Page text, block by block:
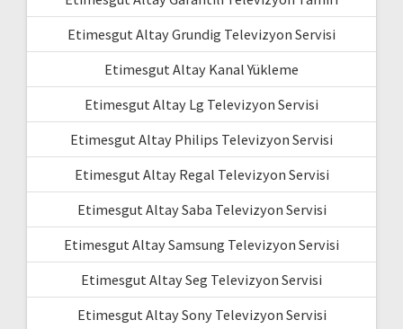
Etimesgut Altay Grundig Televizyon Servisi
Etimesgut Altay Kanal Yükleme
Etimesgut Altay Lg Televizyon Servisi
Etimesgut Altay Philips Televizyon Servisi
Etimesgut Altay Regal Televizyon Servisi
Etimesgut Altay Saba Televizyon Servisi
Etimesgut Altay Samsung Televizyon Servisi
Etimesgut Altay Seg Televizyon Servisi
Etimesgut Altay Sony Televizyon Servisi